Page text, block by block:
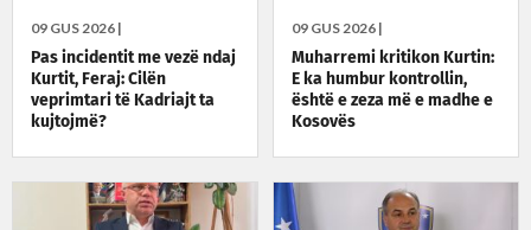
09 GUS 2026 |
Pas incidentit me vezë ndaj
Kurtit, Feraj: Cilën
veprimtari të Kadriajt ta
kujtojmë?
09 GUS 2026 |
Muharremi kritikon Kurtin:
E ka humbur kontrollin,
është e zeza më e madhe e
Kosovës